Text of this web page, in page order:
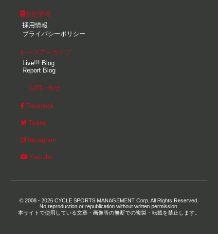
会社情報
採用情報
プライバシーポリシー
レースアーカイブ
Live!!! Blog
Report Blog
お問い合せ
Facebook
Twitter
Instagram
Youtube
© 2008 - 2026 CYCLE SPORTS MANAGEMENT Corp. All Rights Reserved.
No reproduction or republication without written permission.
本サイトで使用している文章・画像等の無断での複製・転載を禁止します。